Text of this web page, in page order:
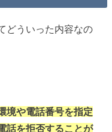
どういった内容なの
境や電話番号を指定
話を拒否することが